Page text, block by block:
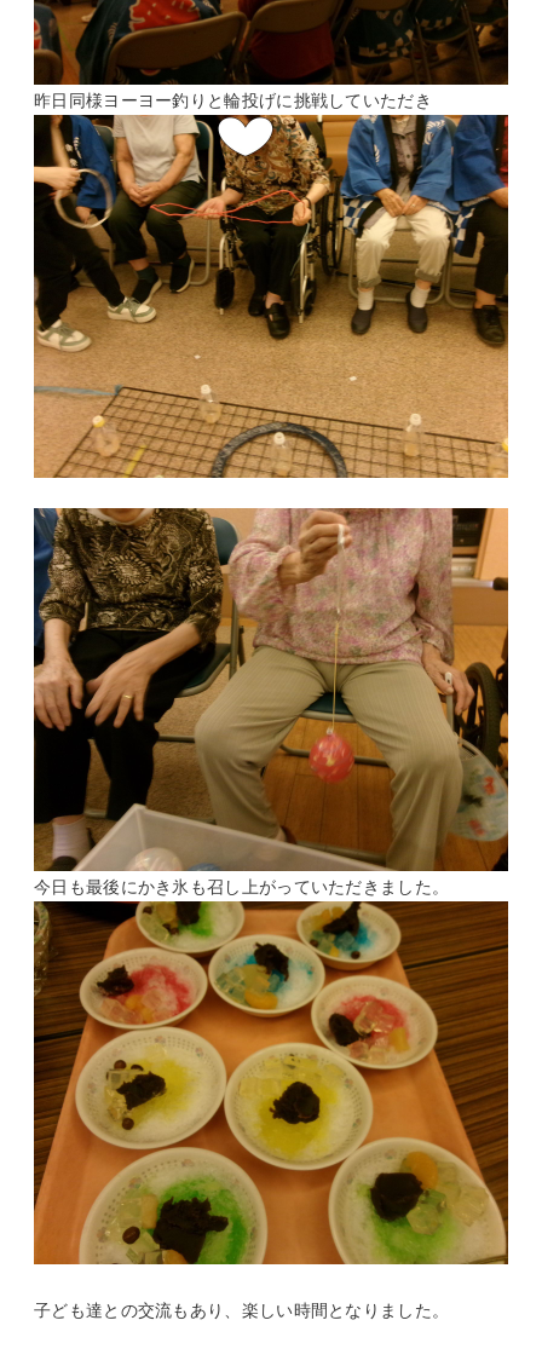
昨日同様ヨーヨー釣りと輪投げに挑戦していただき
今日も最後にかき氷も召し上がっていただきました。
子ども達との交流もあり、楽しい時間となりました。